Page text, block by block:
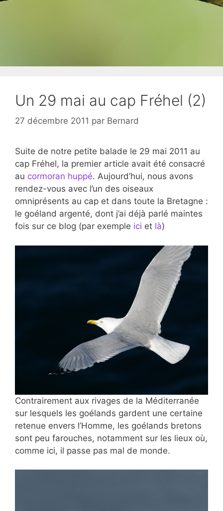
Un 29 mai au cap Fréhel (2)
27 décembre 2011 par Bernard
Suite de notre petite balade le 29 mai 2011 au
cap Fréhel, la premier article avait été consacré
au cormoran huppé. Aujourd’hui, nous avons
rendez-vous avec l’un des oiseaux
omniprésents au cap et dans toute la Bretagne :
le goéland argenté, dont j’ai déjà parlé maintes
fois sur ce blog (par exemple ici et là)
Contrairement aux rivages de la Méditerranée
sur lesquels les goélands gardent une certaine
retenue envers l’Homme, les goélands bretons
sont peu farouches, notamment sur les lieux où,
comme ici, il passe pas mal de monde.